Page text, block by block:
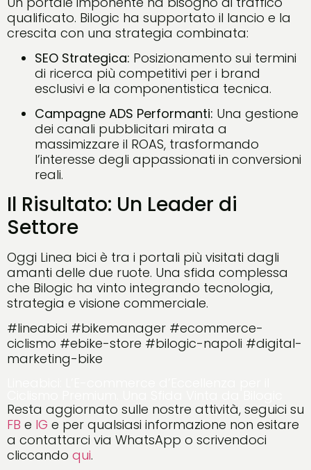
qualificato. Bilogic ha supportato il lancio e la
crescita con una strategia combinata:
SEO Strategica: Posizionamento sui termini
di ricerca più competitivi per i brand
esclusivi e la componentistica tecnica.
Campagne ADS Performanti: Una gestione
dei canali pubblicitari mirata a
massimizzare il ROAS, trasformando
l’interesse degli appassionati in conversioni
reali.
Il Risultato: Un Leader di
Settore
Oggi Linea bici è tra i portali più visitati dagli
amanti delle due ruote. Una sfida complessa
che Bilogic ha vinto integrando tecnologia,
strategia e visione commerciale.
#lineabici #bikemanager #ecommerce-
ciclismo #ebike-store #bilogic-napoli #digital-
marketing-bike
Resta aggiornato sulle nostre attività, seguici su
FB e IG e per qualsiasi informazione non esitare
a contattarci via WhatsApp o scrivendoci
cliccando qui.